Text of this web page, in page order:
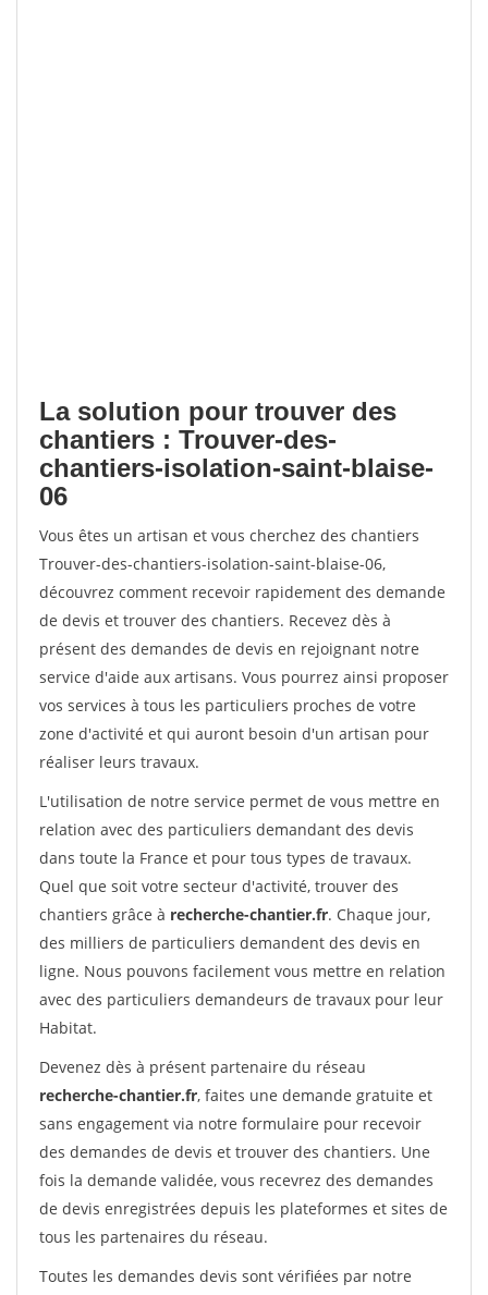
La solution pour trouver des
chantiers : Trouver-des-
chantiers-isolation-saint-blaise-
06
Vous êtes un artisan et vous cherchez des chantiers
Trouver-des-chantiers-isolation-saint-blaise-06,
découvrez comment recevoir rapidement des demande
de devis et trouver des chantiers. Recevez dès à
présent des demandes de devis en rejoignant notre
service d'aide aux artisans. Vous pourrez ainsi proposer
vos services à tous les particuliers proches de votre
zone d'activité et qui auront besoin d'un artisan pour
réaliser leurs travaux.
L'utilisation de notre service permet de vous mettre en
relation avec des particuliers demandant des devis
dans toute la France et pour tous types de travaux.
Quel que soit votre secteur d'activité, trouver des
chantiers grâce à recherche-chantier.fr. Chaque jour,
des milliers de particuliers demandent des devis en
ligne. Nous pouvons facilement vous mettre en relation
avec des particuliers demandeurs de travaux pour leur
Habitat.
Devenez dès à présent partenaire du réseau
recherche-chantier.fr, faites une demande gratuite et
sans engagement via notre formulaire pour recevoir
des demandes de devis et trouver des chantiers. Une
fois la demande validée, vous recevrez des demandes
de devis enregistrées depuis les plateformes et sites de
tous les partenaires du réseau.
Toutes les demandes devis sont vérifiées par notre